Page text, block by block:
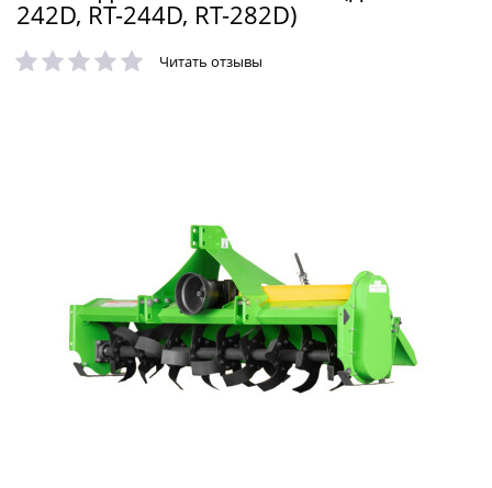
242D, RT-244D, RT-282D)
Читать отзывы